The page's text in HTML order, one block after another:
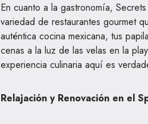
En cuanto a la gastronomía,
variedad de restaurantes gourmet
auténtica cocina mexicana, tus
cenas a la luz de las velas en la
experiencia culinaria aquí es
Relajación y Renovación en el